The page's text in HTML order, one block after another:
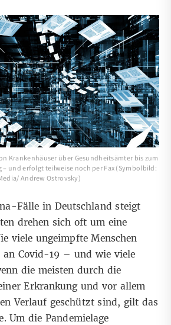
Krankenhäuser über Gesundheitsämter bis zum
– und erfolgt teilweise noch per Fax (Symbolbild:
Andrew Ostrovsky)
Fälle in Deutschland steigt
drehen sich oft um eine
viele ungeimpfte Menschen
an Covid-19 – und wie viele
die meisten durch die
Erkrankung und vor allem
Verlauf geschützt sind, gilt das
Um die Pandemielage